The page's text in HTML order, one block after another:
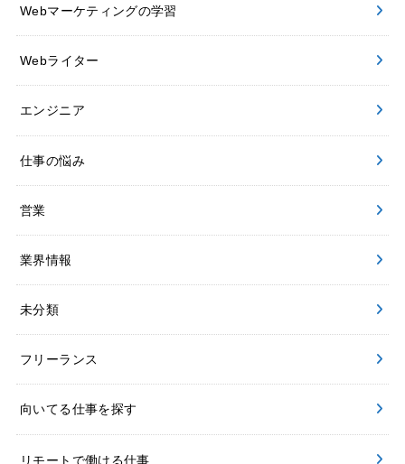
Webマーケティングの学習
Webライター
エンジニア
仕事の悩み
営業
業界情報
未分類
フリーランス
向いてる仕事を探す
リモートで働ける仕事